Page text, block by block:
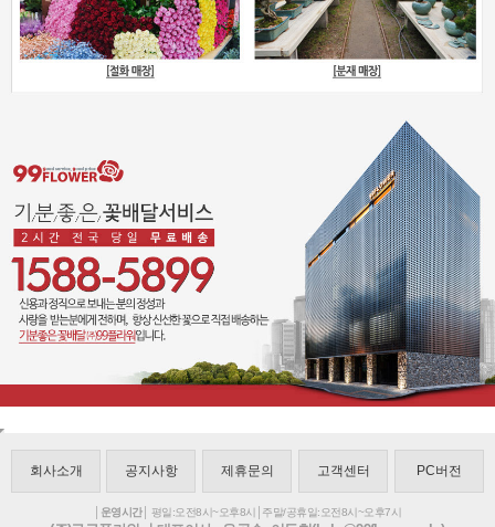
회사소개 공지사항 제휴문의 고객센터 PC버전
│운영시간│ 평일:오전8시~오후8시│주말/공휴일:오전8시~오후7시